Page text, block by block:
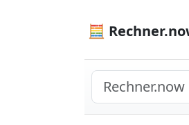
🧮